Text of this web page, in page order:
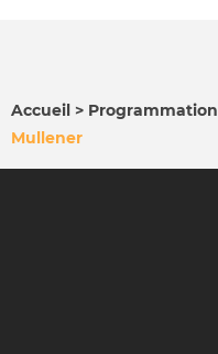
FIL
Accueil Programmation
Mullener